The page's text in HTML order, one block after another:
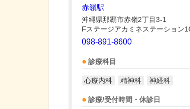
赤嶺駅
沖縄県那覇市赤嶺2丁目3-1
Fステージアカミネステーション
098-891-8600
診療科目
心療内科 精神科 神経科
診療/受付時間・休診日